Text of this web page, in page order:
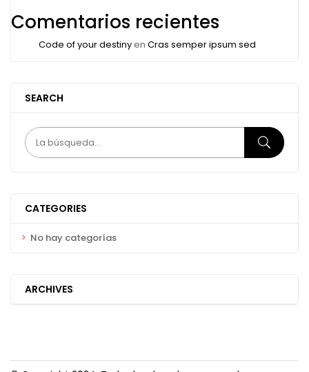
Comentarios recientes
Code of your destinyen Cras semper ipsum sed
SEARCH
CATEGORIES
No hay categorías
ARCHIVES